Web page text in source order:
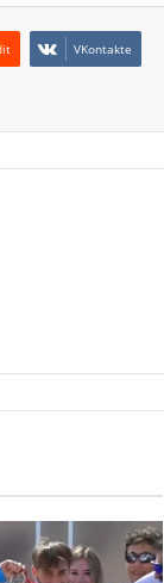
VKontakte